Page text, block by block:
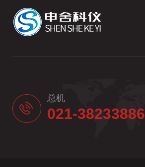
总机
021-38233886